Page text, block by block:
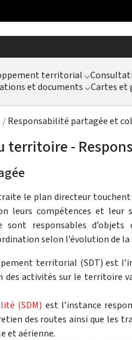
territorial ⌵
et documents ⌵Cartes et
Responsabilité partagée et
territoire -
le plan directeur touchent
leurs compétences et leur
sont responsables
selon l’évolution de
territorial (SDT) est
des activités sur le territoire
(SDM) est l’instance
des routes ainsi que les
et aérienne.